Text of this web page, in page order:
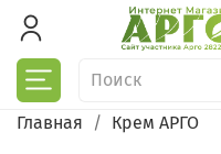
Главная Крем АРГО